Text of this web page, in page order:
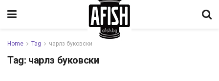
Home Tag чарлз буковски
Tag: чарлз буковски